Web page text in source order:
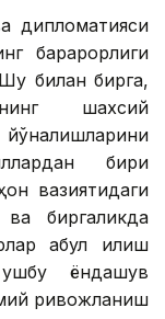
дипломатияси
барқарорлиги
билан бирга,
шахсий
бири
вазиятидаги
биргаликда
қабул қилиш
ёндашув
ривожланиш